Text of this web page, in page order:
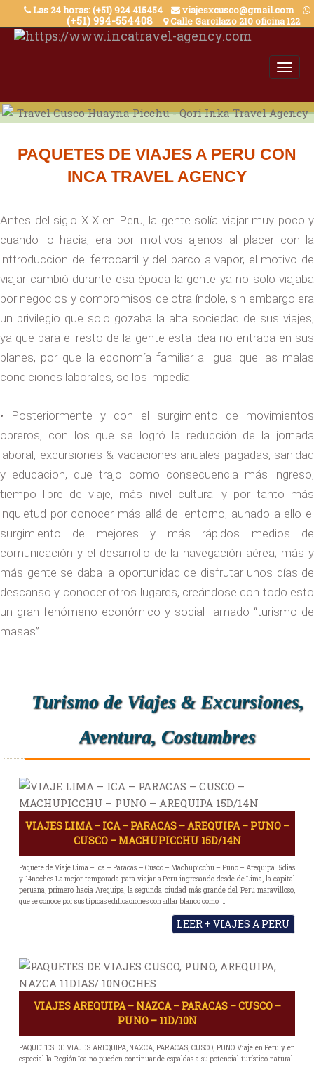
to
content
Las 24 horas: (+51) 924 415454 viajesxcusco@gmail.com
(+51) 994-554408 Calle Garcilazo 210 oficina 122
PAQUETES DE VIAJES A PERU CON
INCA TRAVEL AGENCY
Antes del siglo XIX en Peru, la gente solía viajar muy poco y
cuando lo hacia, era por motivos ajenos al placer con la
inttroduccion del ferrocarril y del barco a vapor, el motivo de
viajar cambió durante esa época la gente ya no solo viajaba
por negocios y compromisos de otra índole, sin embargo era
un privilegio que solo gozaba la alta sociedad de sus viajes;
ya que para el resto de la gente esta idea no entraba en sus
planes, por que la economía familiar al igual que las malas
condiciones laborales, se los impedía.
• Posteriormente y con el surgimiento de movimientos
obreros, con los que se logró la reducción de la jornada
laboral, excursiones & vacaciones anuales pagadas, sanidad
y educacion, que trajo como consecuencia más ingreso,
tiempo libre de viaje, más nivel cultural y por tanto más
inquietud por conocer más allá del entorno; aunado a ello el
surgimiento de mejores y más rápidos medios de
comunicación y el desarrollo de la navegación aérea; más y
más gente se daba la oportunidad de disfrutar unos días de
descanso y conocer otros lugares, creándose con todo esto
un gran fenómeno económico y social llamado “turismo de
masas”.
Turismo de Viajes & Excursiones,
Aventura, Costumbres
VIAJES LIMA – ICA – PARACAS – AREQUIPA – PUNO –
CUSCO – MACHUPICCHU 15D/14N
Paquete de Viaje Lima – Ica – Paracas – Cusco – Machupicchu – Puno – Arequipa 15dias
y 14noches La mejor temporada para viajar a Peru ingresando desde de Lima, la capital
peruana, primero hacia Arequipa, la segunda ciudad más grande del Peru maravilloso,
que se conoce por sus típicas edificaciones con sillar blanco como […]
LEER + VIAJES A PERU
VIAJES AREQUIPA – NAZCA – PARACAS – CUSCO –
PUNO – 11D/10N
PAQUETES DE VIAJES AREQUIPA, NAZCA, PARACAS, CUSCO, PUNO Viaje en Peru y en
especial la Región Ica no pueden continuar de espaldas a su potencial turístico natural.